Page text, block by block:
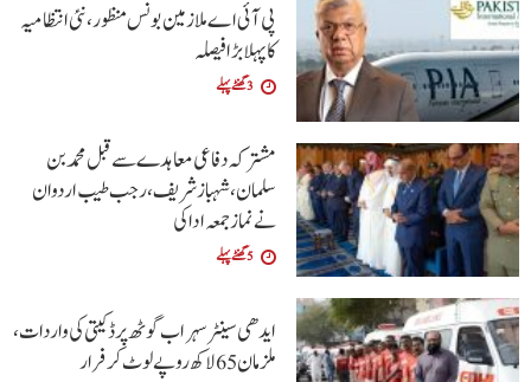
پی آئی اے ملازمین بونس منظور، نئی انتظامیہ
کا پہلا بڑا فیصلہ
3 گھنٹے پہلے
مشترکہ دفاعی معاہدے سے قبل محمد بن
سلمان، شہباز شریف ، رجب طیب اردوان
نے نماز جمعہ ادا کی
5 گھنٹے پہلے
ایدھی سینٹر سہراب گوٹھ پر ڈکیتی کی واردات،
ملزمان 65 لاکھ روپے لوٹ کر فرار